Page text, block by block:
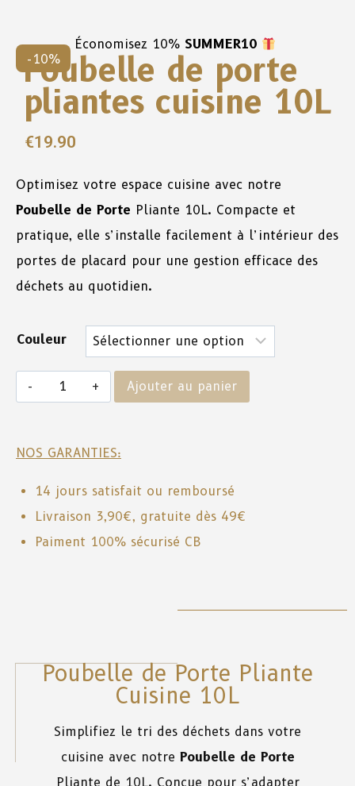
-10%
Économisez 10% SUMMER10
Poubelle de porte
pliantes cuisine 10L
€19.90
Optimisez votre espace cuisine avec notre
Poubelle de Porte Pliante 10L. Compacte et
pratique, elle s’installe facilement à l’intérieur des
portes de placard pour une gestion efficace des
déchets au quotidien.
Couleur
Ajouter au panier
NOS GARANTIES:
14 jours satisfait ou remboursé
Livraison 3,90€, gratuite dès 49€
Paiment 100% sécurisé CB
Poubelle de Porte Pliante
Cuisine 10L
Simplifiez le tri des déchets dans votre
cuisine avec notre Poubelle de Porte
Pliante de 10L. Conçue pour s’adapter